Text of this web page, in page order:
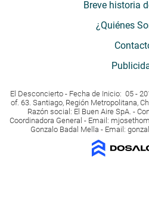
Breve historia
¿Quiénes
El Desconcierto - Fecha de Inicio: 05 -
of. 63. Santiago, Región Metropolitana,
Razón social: El Buen Aire SpA. -
Coordinadora General - Email:
Gonzalo Badal Mella - Email: